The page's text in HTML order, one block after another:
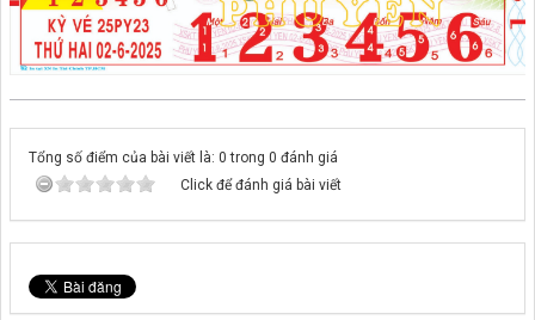
Tổng số điểm của bài viết là: 0 trong 0 đánh giá
Click để đánh giá bài viết